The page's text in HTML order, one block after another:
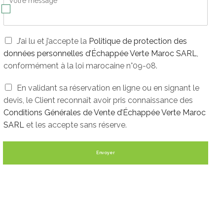
P
o
l
i
q
u
e
d
o
J’ai lu et j’accepte la Politique de protection des
données personnelles d’Échappée Verte Maroc SARL,
conformément à la loi marocaine n°09-08.
C
o
n
d
i
n
En validant sa réservation en ligne ou en signant le
devis, le Client reconnaît avoir pris connaissance des
Conditions Générales de Vente d’Échappée Verte Maroc
SARL et les accepte sans réserve.
Envoyer